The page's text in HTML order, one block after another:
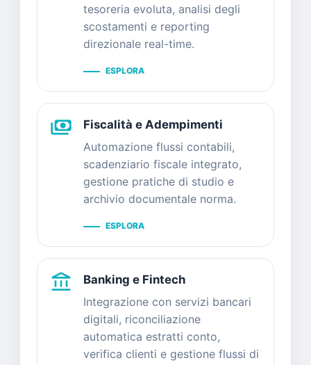
tesoreria evoluta, analisi degli
scostamenti e reporting
direzionale real-time.
ESPLORA
payments
Fiscalità e Adempimenti
Automazione flussi contabili,
scadenziario fiscale integrato,
gestione pratiche di studio e
archivio documentale norma.
ESPLORA
account_balance
Banking e Fintech
Integrazione con servizi bancari
digitali, riconciliazione
automatica estratti conto,
verifica clienti e gestione flussi di